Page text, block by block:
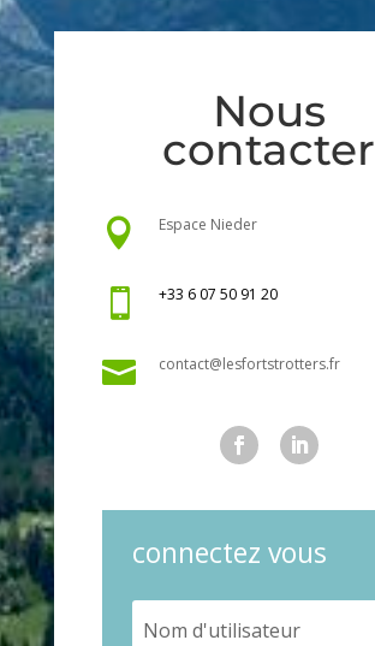
Nous
contacter
 Espace Nieder
 +33 6 07 50 91 20
 contact@lesfortstrotters.fr
connectez vous